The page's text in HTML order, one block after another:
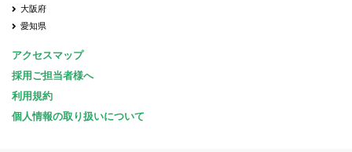
大阪府
愛知県
アクセスマップ
採用ご担当者様へ
利用規約
個人情報の取り扱いについて